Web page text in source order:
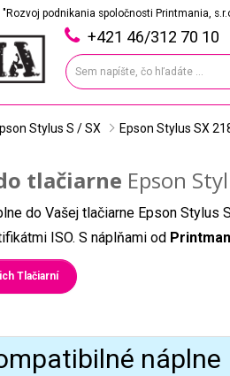
"Rozvoj podnikania spoločnosti Printmania,
+421 46/312 70 10
Stylus S / SX Epson Stylus SX
tlačiarne Epson
do Vašej tlačiarne Epson Stylus
ISO. S náplňami od
Tlačiarní
náplne